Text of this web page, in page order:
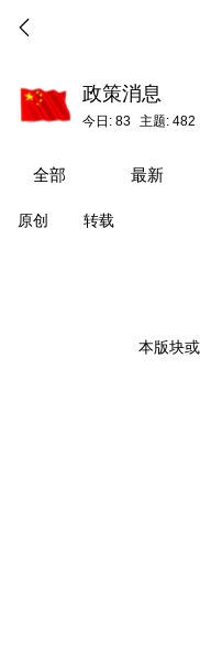
政策消息
今日: 83 主题: 482
全部 最新
原创 转载
本版块